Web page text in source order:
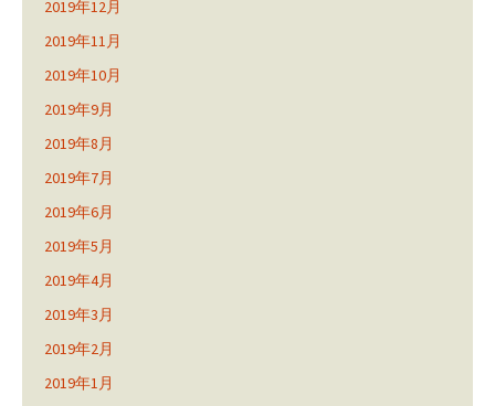
2019年12月
2019年11月
2019年10月
2019年9月
2019年8月
2019年7月
2019年6月
2019年5月
2019年4月
2019年3月
2019年2月
2019年1月